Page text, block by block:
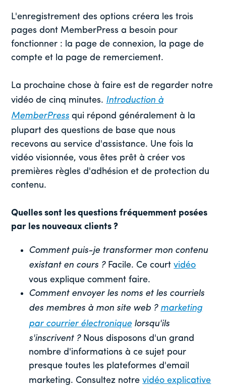
L'enregistrement des options créera les trois
pages dont MemberPress a besoin pour
fonctionner : la page de connexion, la page de
compte et la page de remerciement.
La prochaine chose à faire est de regarder notre
vidéo de cinq minutes. Introduction à
MemberPress qui répond généralement à la
plupart des questions de base que nous
recevons au service d'assistance. Une fois la
vidéo visionnée, vous êtes prêt à créer vos
premières règles d'adhésion et de protection du
contenu.
Quelles sont les questions fréquemment posées
par les nouveaux clients ?
Comment puis-je transformer mon contenu
existant en cours ?Facile. Ce courtvidéo
vous explique comment faire.
Comment envoyer les noms et les courriels
des membres à mon site web ? marketing
par courrier électronique lorsqu'ils
s'inscrivent ?Nous disposons d'un grand
nombre d'informations à ce sujet pour
presque toutes les plateformes d'email
marketing. Consultez notrevidéo explicative